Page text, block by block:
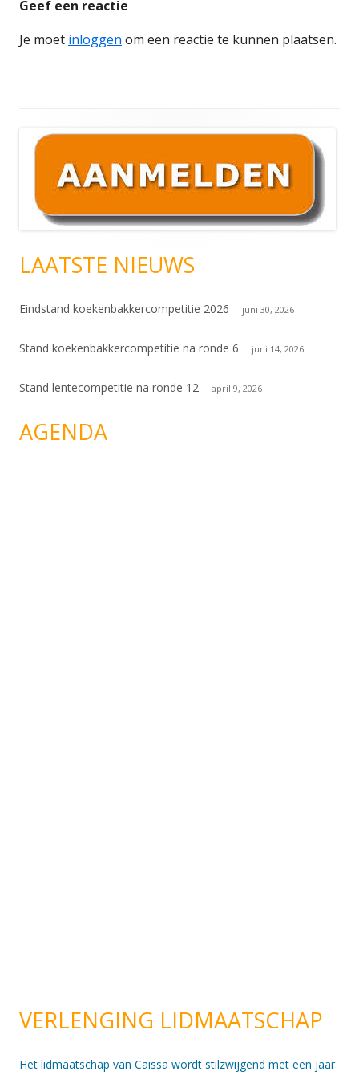
Geef een reactie
Je moet inloggen om een reactie te kunnen plaatsen.
Hoofd
sidebar
LAATSTE NIEUWS
Eindstand koekenbakkercompetitie 2026 juni 30, 2026
Stand koekenbakkercompetitie na ronde 6 juni 14, 2026
Stand lentecompetitie na ronde 12 april 9, 2026
AGENDA
VERLENGING LIDMAATSCHAP
Het lidmaatschap van Caissa wordt stilzwijgend met een jaar